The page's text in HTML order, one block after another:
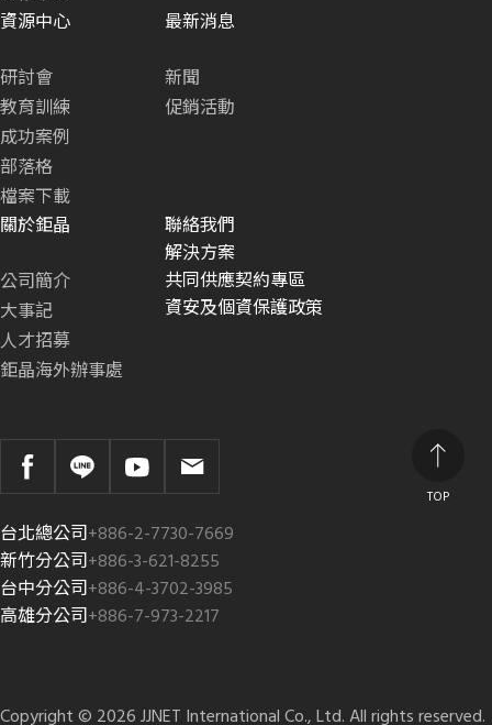
TOP
資源中心
研討會
教育訓練
成功案例
部落格
檔案下載
最新消息
新聞
促銷活動
關於鉅晶
公司簡介
大事記
人才招募
鉅晶海外辦事處
聯絡我們
解決方案
共同供應契約專區
資安及個資保護政策
台北總公司+886-2-7730-7669
新竹分公司+886-3-621-8255
台中分公司+886-4-3702-3985
高雄分公司+886-7-973-2217
Copyright © 2026 JJNET International Co., Ltd. All rights reserved.